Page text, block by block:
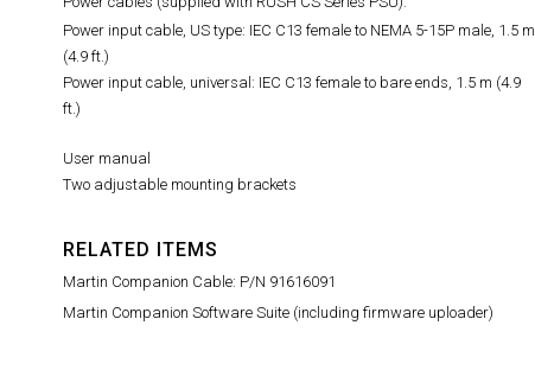
Power input cable, US type: IEC C13 female to NEMA 5-15P male, 1.5 m
(4.9 ft.)
Power input cable, universal: IEC C13 female to bare ends, 1.5 m (4.9
ft.)
User manual
Two adjustable mounting brackets
RELATED ITEMS
Martin Companion Cable: P/N 91616091
Martin Companion Software Suite (including firmware uploader)